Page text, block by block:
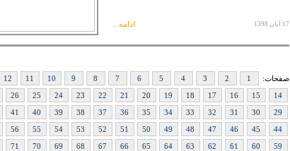
17 آبان 1398 ادامه...
صفحات: 1
2
3
4
5
6
7
8
9
10
11
12
14
15
16
17
18
19
20
21
22
23
24
25
26
29
30
31
32
33
34
35
36
37
38
39
40
41
44
45
46
47
48
49
50
51
52
53
54
55
56
59
60
61
62
63
64
65
66
67
68
69
70
71